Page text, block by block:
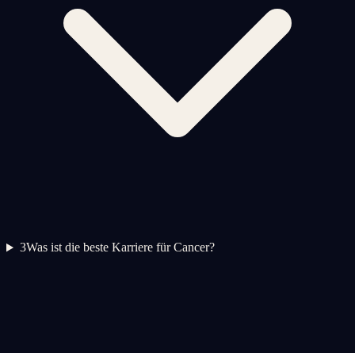
3Was ist die beste Karriere für Cancer?